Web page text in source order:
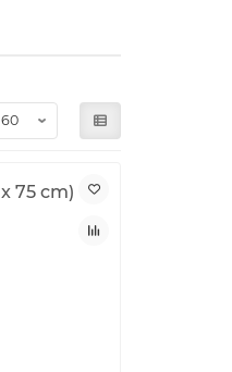
75 cm)